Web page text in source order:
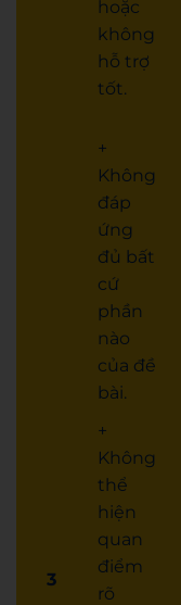
hoặc
không
hỗ trợ
tốt.
3
+
Không
đáp
ứng
đủ bất
cứ
phần
nào
của đề
bài.
+
Không
thể
hiện
quan
điểm
rõ